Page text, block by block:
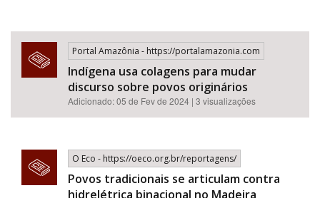
Portal Amazônia - https://portalamazonia.com
Indígena usa colagens para mudar
discurso sobre povos originários
Adicionado: 05 de Fev de 2024 | 3 visualizações
O Eco - https://oeco.org.br/reportagens/
Povos tradicionais se articulam contra
hidrelétrica binacional no Madeira